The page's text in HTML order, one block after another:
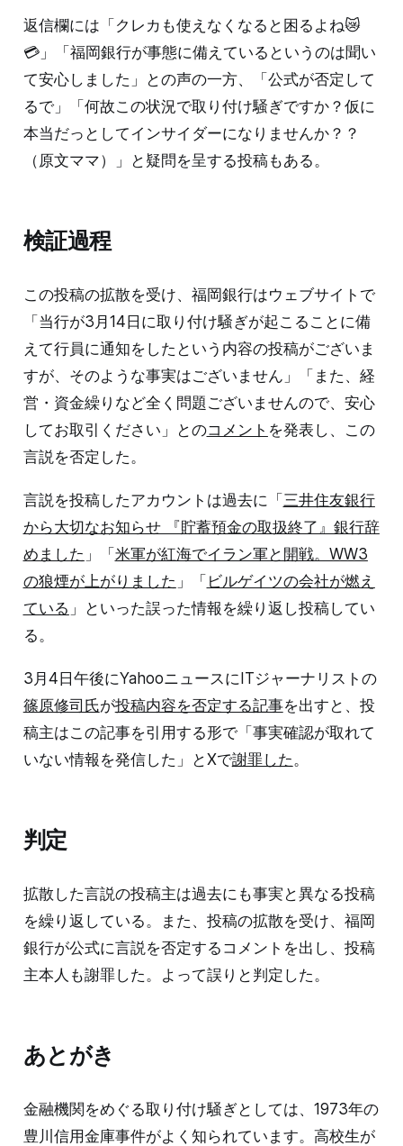
返信欄には「クレカも使えなくなると困るよね😿
💳」「福岡銀行が事態に備えているというのは聞い
て安心しました」との声の一方、「公式が否定して
るで」「何故この状況で取り付け騒ぎですか？仮に
本当だっとしてインサイダーになりませんか？？
（原文ママ）」と疑問を呈する投稿もある。
検証過程
この投稿の拡散を受け、福岡銀行はウェブサイトで
「当行が3月14日に取り付け騒ぎが起こることに備
えて行員に通知をしたという内容の投稿がございま
すが、そのような事実はございません」「また、経
営・資金繰りなど全く問題ございませんので、安心
してお取引ください」とのコメント を発表し、この
言説を否定した。
言説を投稿したアカウントは過去に「 三井住友銀行
から大切なお知らせ 『貯蓄預金の取扱終了』銀行辞
めました 」「 米軍が紅海でイラン軍と開戦。WW3
の狼煙が上がりました 」「 ビルゲイツの会社が燃え
ている 」といった誤った情報を繰り返し投稿してい
る。
3月4日午後にYahooニュースにITジャーナリストの
篠原修司氏が投稿内容を否定する記事を出すと、投
稿主はこの記事を引用する形で「事実確認が取れて
いない情報を発信した」とXで謝罪した。
判定
拡散した言説の投稿主は過去にも事実と異なる投稿
を繰り返している。また、投稿の拡散を受け、福岡
銀行が公式に言説を否定するコメントを出し、投稿
主本人も謝罪した。よって誤りと判定した。
あとがき
金融機関をめぐる取り付け騒ぎとしては、1973年の
豊川信用金庫事件がよく知られています。高校生が